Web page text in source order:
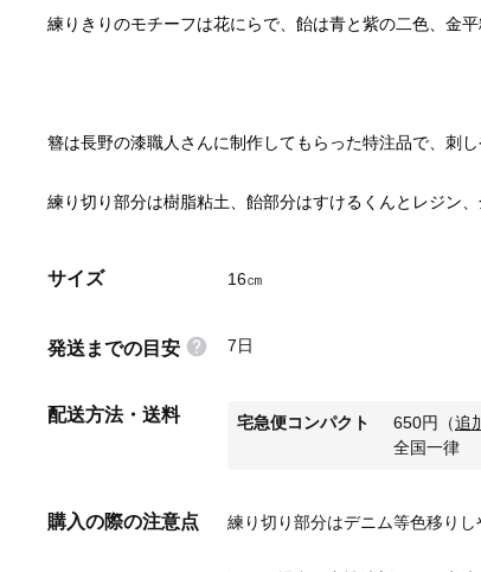
練り切り部分は樹脂粘土、飴部分はすけるくんとレジン、
サイズ 16㎝
発送までの目安 7日
配送方法・送料 宅急便コンパクト 650円 （追
全国一律
購入の際の注意点